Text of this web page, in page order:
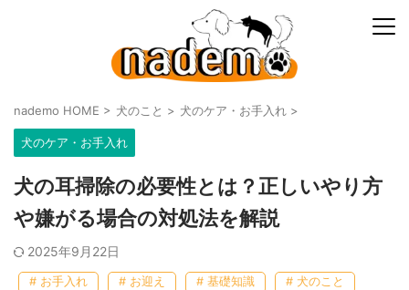
nademo HOME > 犬のこと > 犬のケア・お手入れ >
犬のケア・お手入れ
犬の耳掃除の必要性とは？正しいやり方
や嫌がる場合の対処法を解説
2025年9月22日
# お手入れ # お迎え # 基礎知識 # 犬のこと